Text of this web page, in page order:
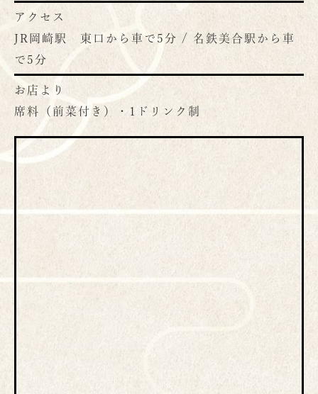
アクセス
JR岡崎駅 東口から車で5分 / 名鉄美合駅から車
で5分
お店より
席料（前菜付き）・1ドリンク制